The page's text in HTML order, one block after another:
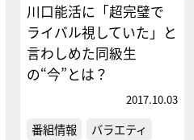
川口能活に「超完璧で
ライバル視していた」と
言わしめた同級生
の“今”とは？
2017.10.03
番組情報
バラエティ